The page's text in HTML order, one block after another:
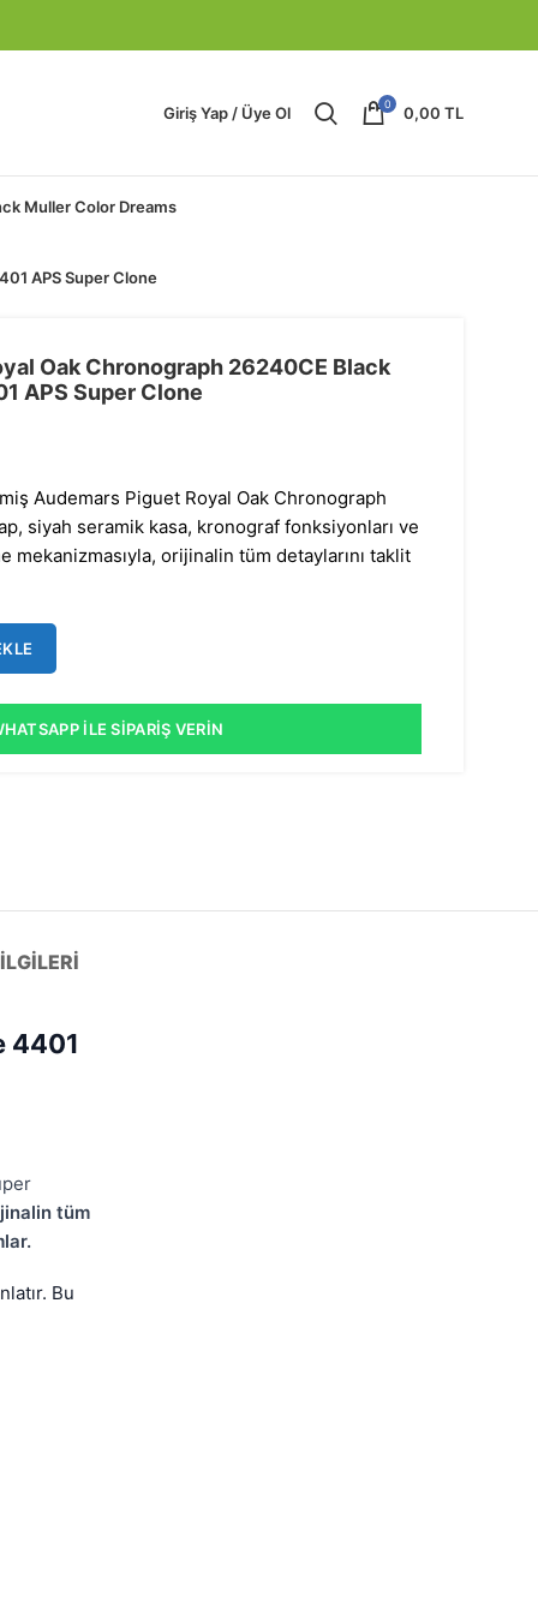
Giriş Yap / Üye Ol 0 0,00 TL
Muller Color Dreams
APS Super Clone
Oak Chronograph 26240CE Black
APS Super Clone
Audemars Piguet Royal Oak Chronograph
siyah seramik kasa, kronograf fonksiyonları ve
mekanizmasıyla, orijinalin tüm detaylarını taklit
İLE SIPARIŞ VERIN
4401
tüm
Bu